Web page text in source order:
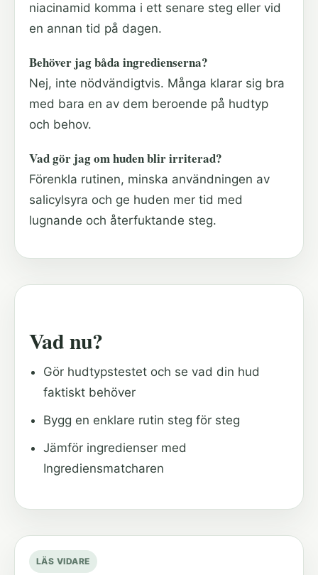
niacinamid komma i ett senare steg eller vid
en annan tid på dagen.
Behöver jag båda ingredienserna?
Nej, inte nödvändigtvis. Många klarar sig bra
med bara en av dem beroende på hudtyp
och behov.
Vad gör jag om huden blir irriterad?
Förenkla rutinen, minska användningen av
salicylsyra och ge huden mer tid med
lugnande och återfuktande steg.
Vad nu?
Gör hudtypstestet och se vad din hud
faktiskt behöver
Bygg en enklare rutin steg för steg
Jämför ingredienser med
Ingrediensmatcharen
LÄS VIDARE